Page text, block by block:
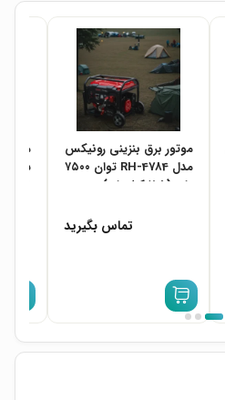
موتور برق بنزینی رونیکس
مدل RH-4784 توان ۷۵۰۰
وات (۷.۵ کیلووات)
تماس بگیرید
موتور